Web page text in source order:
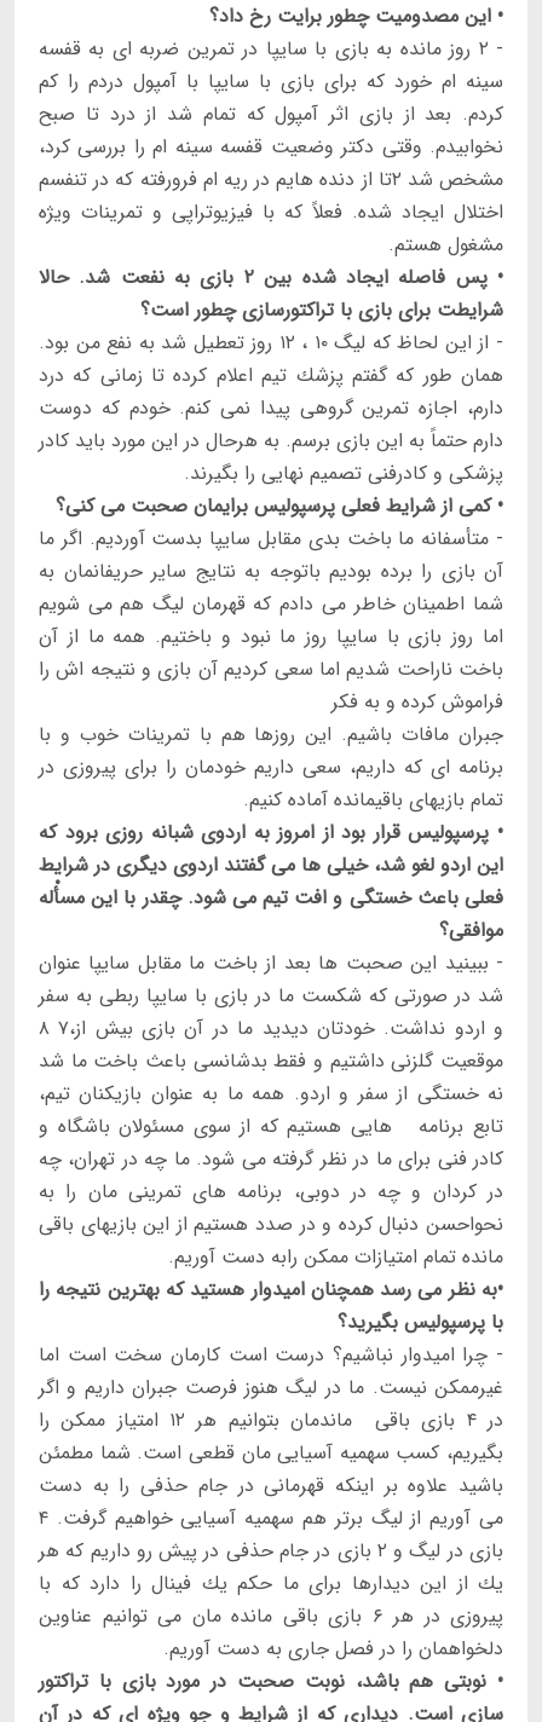
• اين مصدوميت چطور برايت رخ داد؟
- ۲ روز مانده به بازى با سايپا در تمرين ضربه اى به قفسه
سينه ام خورد كه براى بازى با سايپا با آمپول دردم را كم
كردم. بعد از بازى اثر آمپول كه تمام شد از درد تا صبح
نخوابيدم. وقتى دكتر وضعيت قفسه سينه ام را بررسى كرد،
مشخص شد ۲تا از دنده هايم در ريه ام فرورفته كه در تنفسم
اختلال ايجاد شده. فعلاً كه با فيزيوتراپى و تمرينات ويژه
مشغول هستم.
• پس فاصله ايجاد شده بين ۲ بازى به نفعت شد. حالا
شرايطت براى بازى با تراكتورسازى چطور است؟
- از اين لحاظ كه ليگ ۱۰ ، ۱۲ روز تعطيل شد به نفع من بود.
همان طور كه گفتم پزشك تيم اعلام كرده تا زمانى كه درد
دارم، اجازه تمرين گروهى پيدا نمى كنم. خودم كه دوست
دارم حتماً به اين بازى برسم. به هرحال در اين مورد بايد كادر
پزشكى و كادرفنى تصميم نهايى را بگيرند.
• كمى از شرايط فعلى پرسپوليس برايمان صحبت مى كنى؟
- متأسفانه ما باخت بدى مقابل سايپا بدست آورديم. اگر ما
آن بازى را برده بوديم باتوجه به نتايج ساير حريفانمان به
شما اطمينان خاطر مى دادم كه قهرمان ليگ هم مى شويم
اما روز بازى با سايپا روز ما نبود و باختيم. همه ما از آن
باخت ناراحت شديم اما سعى كرديم آن بازى و نتيجه اش را
فراموش كرده و به فكر
جبران مافات باشيم. اين روزها هم با تمرينات خوب و با
برنامه اى كه داريم، سعى داريم خودمان را براى پيروزى در
تمام بازيهاى باقيمانده آماده كنيم.
• پرسپوليس قرار بود از امروز به اردوى شبانه روزى برود كه
اين اردو لغو شد، خيلى ها مى گفتند اردوى ديگرى در شرايط
فعلى باعث خستگى و افت تيم مى شود. چقدر با اين مسأْله
موافقى؟
- ببينيد اين صحبت ها بعد از باخت ما مقابل سايپا عنوان
شد در صورتى كه شكست ما در بازى با سايپا ربطى به سفر
و اردو نداشت. خودتان ديديد ما در آن بازى بيش از،۷ ۸
موقعيت گلزنى داشتيم و فقط بدشانسى باعث باخت ما شد
نه خستگى از سفر و اردو. همه ما به عنوان بازيكنان تيم،
تابع برنامه هايى هستيم كه از سوى مسئولان باشگاه و
كادر فنى براى ما در نظر گرفته مى شود. ما چه در تهران، چه
در كردان و چه در دوبى، برنامه هاى تمرينى مان را به
نحواحسن دنبال كرده و در صدد هستيم از اين بازيهاى باقى
مانده تمام امتيازات ممكن رابه دست آوريم.
•به نظر مى رسد همچنان اميدوار هستيد كه بهترين نتيجه را
با پرسپوليس بگيريد؟
- چرا اميدوار نباشيم؟ درست است كارمان سخت است اما
غيرممكن نيست. ما در ليگ هنوز فرصت جبران داريم و اگر
در ۴ بازى باقى ماندمان بتوانيم هر ۱۲ امتياز ممكن را
بگيريم، كسب سهميه آسيايى مان قطعى است. شما مطمئن
باشيد علاوه بر اينكه قهرمانى در جام حذفى را به دست
مى آوريم از ليگ برتر هم سهميه آسيايى خواهيم گرفت. ۴
بازى در ليگ و ۲ بازى در جام حذفى در پيش رو داريم كه هر
يك از اين ديدارها براى ما حكم يك فينال را دارد كه با
پيروزى در هر ۶ بازى باقى مانده مان مى توانيم عناوين
دلخواهمان را در فصل جارى به دست آوريم.
• نوبتى هم باشد، نوبت صحبت در مورد بازى با تراكتور
سازى است. ديدارى كه از شرايط و جو ويژه اى كه در آن